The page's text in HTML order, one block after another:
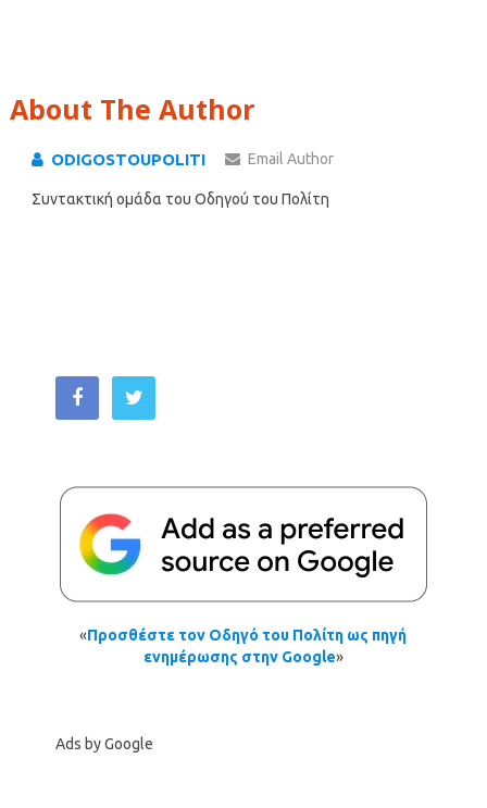
About The Author
ODIGOSTOUPOLITI Email Author
Συντακτική ομάδα του Οδηγού του Πολίτη
«Προσθέστε τον Οδηγό του Πολίτη ως πηγή
ενημέρωσης στην Google»
Ads by Google